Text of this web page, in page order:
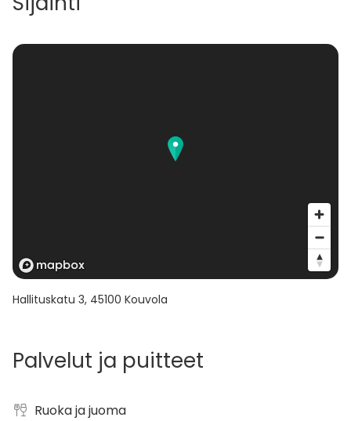
Hallituskatu 3, 45100 Kouvola
Palvelut ja puitteet
Ruoka ja juoma